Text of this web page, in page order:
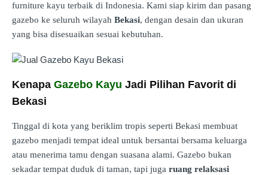
furniture kayu terbaik di Indonesia. Kami siap kirim dan pasang
gazebo ke seluruh wilayah Bekasi, dengan desain dan ukuran
yang bisa disesuaikan sesuai kebutuhan.
Kenapa Gazebo Kayu Jadi Pilihan Favorit di
Bekasi
Tinggal di kota yang beriklim tropis seperti Bekasi membuat
gazebo menjadi tempat ideal untuk bersantai bersama keluarga
atau menerima tamu dengan suasana alami. Gazebo bukan
sekadar tempat duduk di taman, tapi juga ruang relaksasi